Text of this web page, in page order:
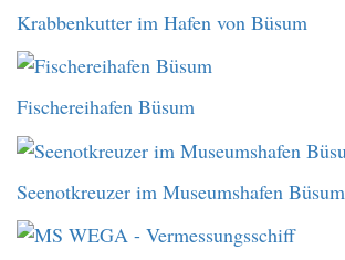
Krabbenkutter im Hafen von Büsum
Fischereihafen Büsum
Seenotkreuzer im Museumshafen Büsum